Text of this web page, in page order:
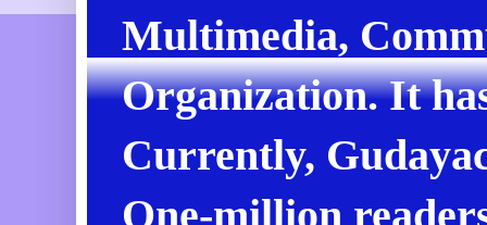
Multimedia,
Organization. It
Currently,